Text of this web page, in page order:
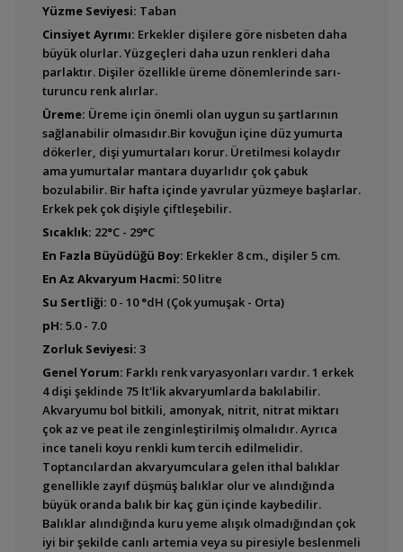
Aequidens tetramerus
Bujurquina vittata
Tahuantinsuyoa
macantzatza (Safir
Cichlid)
Astronotus crassipinnis
Yüzme Seviyesi: Taban
Cinsiyet Ayrımı: Erkekler dişilere göre nisbeten daha
büyük olurlar. Yüzgeçleri daha uzun renkleri daha
parlaktır. Dişiler özellikle üreme dönemlerinde sarı-
turuncu renk alırlar.
Üreme: Üreme için önemli olan uygun su şartlarının
sağlanabilir olmasıdır.Bir kovuğun içine düz yumurta
dökerler, dişi yumurtaları korur. Üretilmesi kolaydır
ama yumurtalar mantara duyarlıdır çok çabuk
bozulabilir. Bir hafta içinde yavrular yüzmeye başlarlar.
Erkek pek çok dişiyle çiftleşebilir.
Sıcaklık: 22°C - 29°C
En Fazla Büyüdüğü Boy: Erkekler 8 cm., dişiler 5 cm.
En Az Akvaryum Hacmi: 50 litre
Su Sertliği: 0 - 10 °dH (Çok yumuşak - Orta)
pH: 5.0 - 7.0
Zorluk Seviyesi: 3
Genel Yorum: Farklı renk varyasyonları vardır. 1 erkek
4 dişi şeklinde 75 lt'lik akvaryumlarda bakılabilir.
Akvaryumu bol bitkili, amonyak, nitrit, nitrat miktarı
çok az ve peat ile zenginleştirilmiş olmalıdır. Ayrıca
ince taneli koyu renkli kum tercih edilmelidir.
Toptancılardan akvaryumculara gelen ithal balıklar
genellikle zayıf düşmüş balıklar olur ve alındığında
büyük oranda balık bir kaç gün içinde kaybedilir.
Balıklar alındığında kuru yeme alışık olmadığından çok
iyi bir şekilde canlı artemia veya su piresiyle beslenmeli